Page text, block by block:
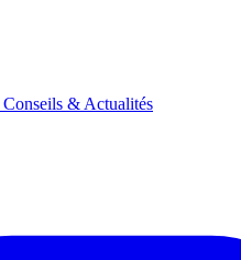
Conseils & Actualités